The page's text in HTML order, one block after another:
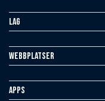
Lag
Webbplatser
Apps